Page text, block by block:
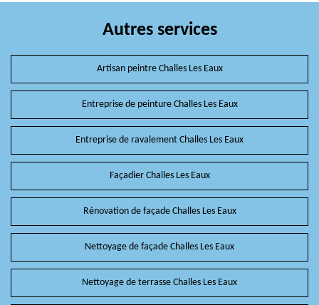
Autres services
Artisan peintre Challes Les Eaux
Entreprise de peinture Challes Les Eaux
Entreprise de ravalement Challes Les Eaux
Façadier Challes Les Eaux
Rénovation de façade Challes Les Eaux
Nettoyage de façade Challes Les Eaux
Nettoyage de terrasse Challes Les Eaux